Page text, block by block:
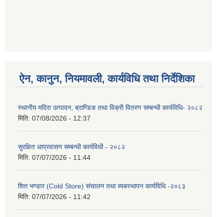
ऐन, कानुन, नियमावली, कार्यविधि तथा निर्देशिका
स्थानीय मदिरा उत्पादन, ब्राण्डिङ तथा विक्री वितरण सम्बन्धी कार्यविधि- २०८२
मिति: 07/08/2026 - 12:37
सुरक्षित आप्रवासन सम्बन्धी कार्यविधी - २०८२
मिति: 07/07/2026 - 11:44
शित भण्डार (Cold Store) संचालन तथा ब्यबस्थापन कार्यविधि -२०८३
मिति: 07/07/2026 - 11:42